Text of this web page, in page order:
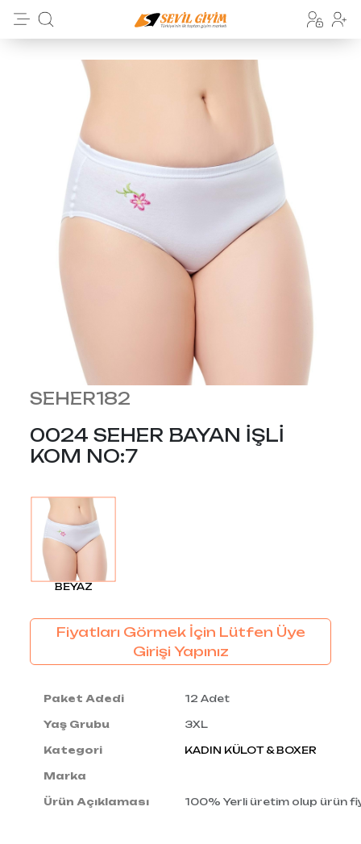
SEHER182
0024 SEHER BAYAN İŞLİ
KOM NO:7
BEYAZ
Fiyatları Görmek İçin Lütfen Üye
Girişi Yapınız
Paket Adedi 12 Adet
Yaş Grubu 3XL
Kategori KADIN KÜLOT & BOXER
Marka
Ürün Açıklaması 100% Yerli üretim olup ürün